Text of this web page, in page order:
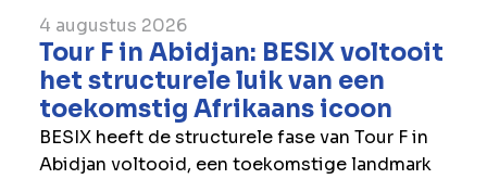
4 augustus 2026
Tour F in Abidjan: BESIX voltooit
het structurele luik van een
toekomstig Afrikaans icoon
BESIX heeft de structurele fase van Tour F in
Abidjan voltooid, een toekomstige landmark